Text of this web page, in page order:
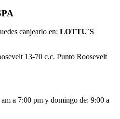
canjearlo en: LOTTU´S
13-70 c.c. Punto Roosevelt
a 7:00 pm y domingo de: 9:00 a